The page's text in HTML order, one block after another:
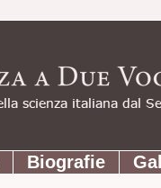
Biografie